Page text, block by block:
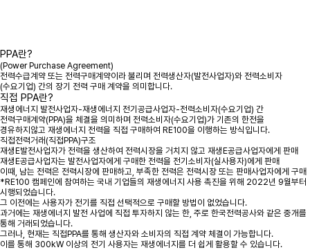
PPA란?
(Power Purchase Agreement)
전력수급계약 또는 전력구매계약이라 불리며 전력생산자(발전사업자)와 전력소비자
(수요기업) 간의 장기 전력 구매 계약을 의미합니다.
직접 PPA란?
재생에너지 발전사업자-재생에너지 전기공급사업자-전력소비자(수요기업) 간
전력구매계약(PPA)을 체결을 의미하며 전력소비자(수요기업)가 기존의 한전을
경유하지않고 재생에너지 전력을 직접 구매하여 RE100을 이행하는 방식입니다.
직접전력거래(직접PPA)구조
재생E발전사업자가 전력을 생산하여 전력시장을 거치지 않고 재생E공급사업자에게 판매
재생E공급사업자는 발전사업자에게 구매한 전력을 전기소비자(실사용자)에게 판매
이때, 남는 전력은 전력시장에 판매하고, 부족한 전력은 전력시장 또는 판매사업자에게 구매
*RE100 캠페인에 참여하는 국내 기업들의 재생에너지 사용 촉진을 위해 2022년 9월부터
시행되었습니다.
그 이전에는 사용자가 전기를 직접 선택적으로 구매할 방법이 없었습니다.
과거에는 재생에너지 발전 사업에 직접 투자하지 않는 한, 주로 한국전력공사와 같은 중개를
통해 거래되었습니다.
그러나, 현재는 직접PPA를 통해 생산자와 소비자의 직접 계약 체결이 가능합니다.
이를 통해 300kW 이상의 전기 사용자는 재생에너지를 더 쉽게 활용할 수 있습니다.